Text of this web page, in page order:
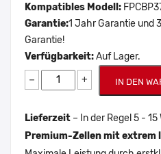
Kompatibles Modell:
Garantie:1 Jahr Garantie und
Garantie!
Verfügbarkeit:Auf Lager.
− + IN DEN
Lieferzeit – In der Regel 5 - 15
Premium-Zellen mit extrem